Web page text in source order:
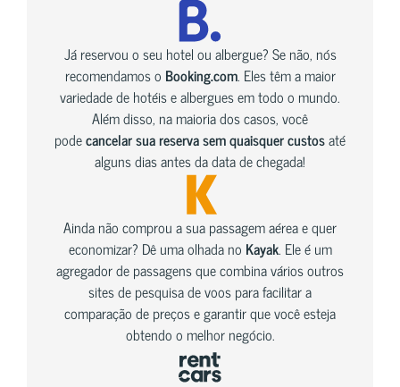
Já reservou o seu hotel ou albergue? Se não, nós
recomendamos o Booking.com. Eles têm a maior
variedade de hotéis e albergues em todo o mundo.
Além disso, na maioria dos casos, você
podecancelar sua reserva sem quaisquer custosaté
alguns dias antes da data de chegada!
Ainda não comprou a sua passagem aérea e quer
economizar? Dê uma olhada no Kayak. Ele é um
agregador de passagens que combina vários outros
sites de pesquisa de voos para facilitar a
comparação de preços e garantir que você esteja
obtendo o melhor negócio.